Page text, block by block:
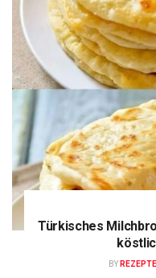
Türkisches
BY